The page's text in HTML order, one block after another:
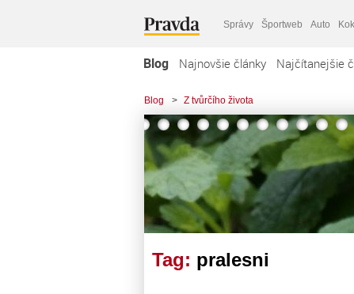
Správy Športweb Auto
Blog Najnovšie články Najčítanejšie
Blog > Z tvůrčího života
Tag: pralesni